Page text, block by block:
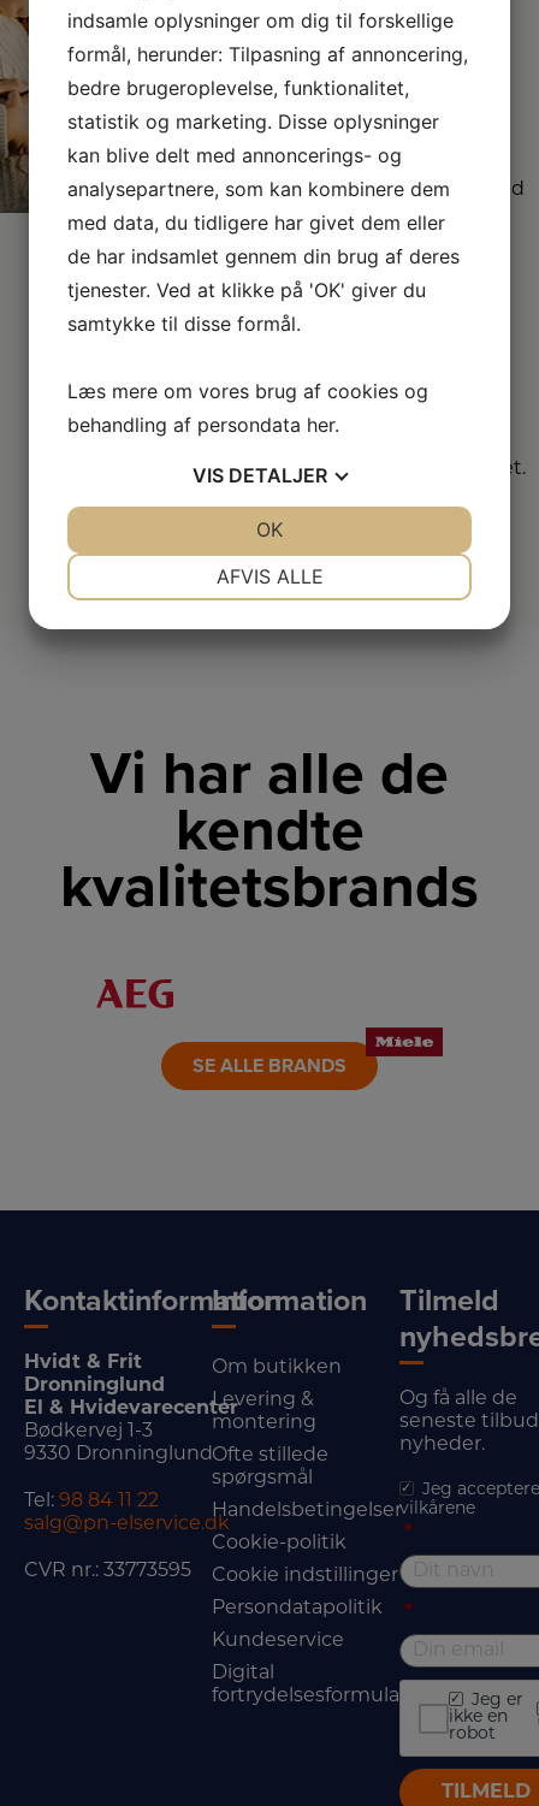
– så du er sikret i 4 år.
Stort
sortiment
Vi har et af Danmarks
største sortimenter med
alle de kendte
varemærker.
DK
Vælg mellem mange
forhandlere i hele landet.
Vi har alle de
kendte
kvalitetsbrands
LINK
SE ALLE BRANDS
Kontaktinformation
Hvidt & Frit
Dronninglund
El & Hvidevarecenter
Bødkervej 1-3
9330 Dronninglund
Tel: 98 84 11 22
salg@pn-elservice.dk
CVR nr.: 33773595
Information
Om butikken
Levering &
montering
Ofte stillede
spørgsmål
Handelsbetingelser
Cookie-politik
Cookie indstillinger
Persondatapolitik
Kundeservice
Digital
fortrydelsesformular
Tilmeld
Og få alle de
seneste
nyheder.
Jeg
vilkårene
*
*
Jeg er
ikke en
robot
indsamle oplysninger om dig til forskellige
formål, herunder: Tilpasning af annoncering,
bedre brugeroplevelse, funktionalitet,
statistik og marketing. Disse oplysninger
kan blive delt med annoncerings- og
analysepartnere, som kan kombinere dem
med data, du tidligere har givet dem eller
de har indsamlet gennem din brug af deres
tjenester. Ved at klikke på 'OK' giver du
samtykke til disse formål.
Læs mere om vores brug af cookies og
behandling af persondata her.
VIS DETALJER
AFVIS ALLE
OK